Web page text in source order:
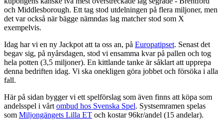
och Middlesborough. Ett tag stod utdelningen på flera miljoner, men
det var också när bägge nämndas lag matcher stod som X
exempelvis.
Idag har vi en ny Jackpot att ta oss an, på Europatipset. Senast det
begav sig, på nyårsdagen, stod vi ensamma kvar på pallen och tog
hela potten (3,5 miljoner). En kittlande tanke är såklart att upprepa
denna bedriften idag. Vi ska onekligen göra jobbet och försöka i alla
fall.
Här på sidan bygger vi ett spelförslag som även finns att köpa som
andelsspel i vårt ombud hos Svenska Spel. Systsemramen spelas
som Miljongängets Lilla ET och kostar 96kr/andel (15 andelar).